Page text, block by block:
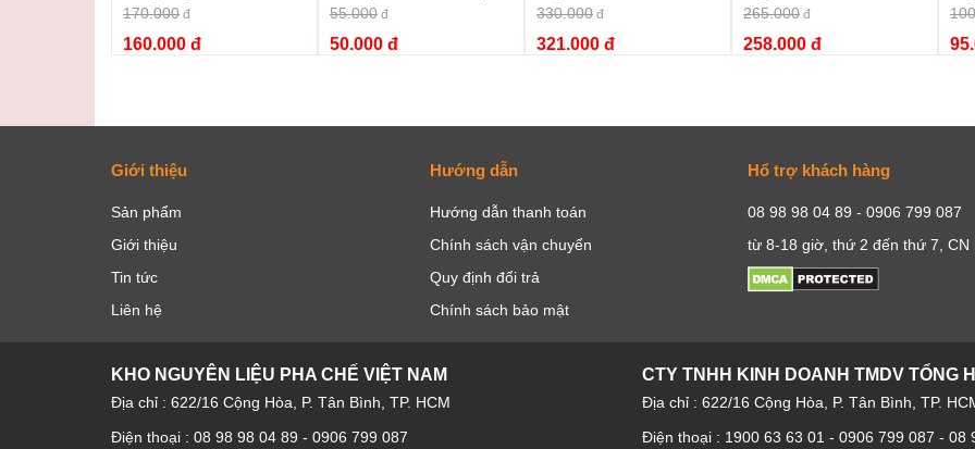
170.000 đ
160.000 đ
40g
55.000 đ
50.000 đ
330.000 đ
321.000 đ
265.000 đ
258.000 đ
Giới thiệu
Sản phẩm
Giới thiệu
Tin tức
Liên hệ
Hướng dẫn
Hướng dẫn thanh toán
Chính sách vận chuyển
Quy định đổi trả
Chính sách bảo mật
Hổ trợ khách hàng
08 98 98 04 89 - 0906 799 087
từ 8-18 giờ, thứ 2 đến thứ 7, CN
KHO NGUYÊN LIỆU PHA CHẾ VIỆT NAM
Địa chỉ : 622/16 Cộng Hòa, P. Tân Bình, TP. HCM
Điện thoại : 08 98 98 04 89 - 0906 799 087
CTY TNHH KINH DOANH TMDV TỔNG
Địa chỉ : 622/16 Cộng Hòa, P. Tân Bình, TP.
Điện thoại : 1900 63 63 01 - 0906 799 087 - 08